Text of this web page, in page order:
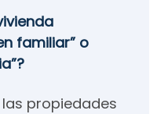
familiar” o
propiedades